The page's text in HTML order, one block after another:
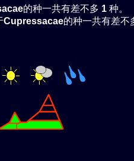
的种一共有差不多 1 种。
Cupressacae的种一共有差不